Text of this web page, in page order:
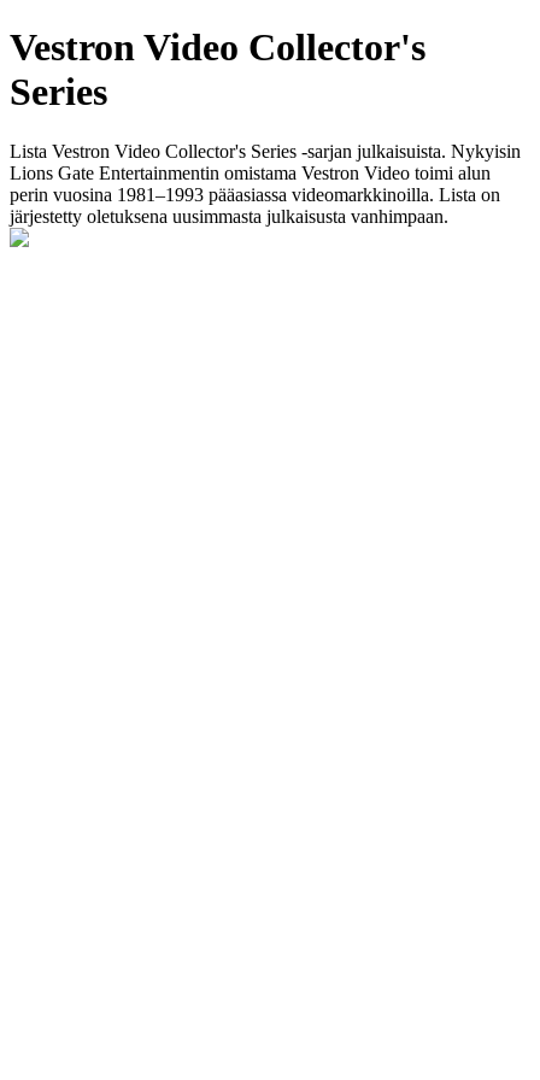
Vestron Video Collector's
Series
Lista Vestron Video Collector's Series -sarjan julkaisuista. Nykyisin
Lions Gate Entertainmentin omistama Vestron Video toimi alun
perin vuosina 1981–1993 pääasiassa videomarkkinoilla. Lista on
järjestetty oletuksena uusimmasta julkaisusta vanhimpaan.